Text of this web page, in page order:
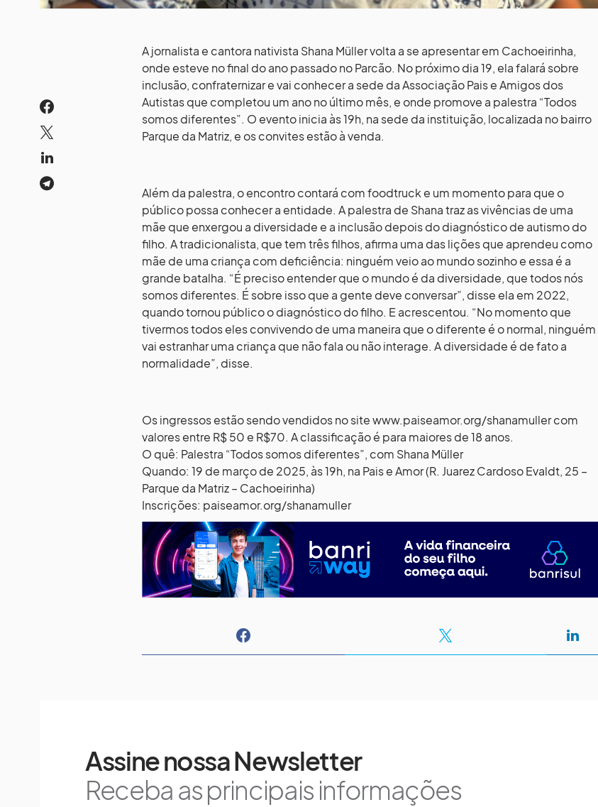
A jornalista e cantora nativista Shana Müller volta a se apresentar em Cachoeirinha,
onde esteve no final do ano passado no Parcão. No próximo dia 19, ela falará sobre
inclusão, confraternizar e vai conhecer a sede da Associação Pais e Amigos dos
Autistas que completou um ano no último mês, e onde promove a palestra “Todos
somos diferentes”. O evento inicia às 19h, na sede da instituição, localizada no bairro
Parque da Matriz, e os convites estão à venda.
Além da palestra, o encontro contará com foodtruck e um momento para que o
público possa conhecer a entidade. A palestra de Shana traz as vivências de uma
mãe que enxergou a diversidade e a inclusão depois do diagnóstico de autismo do
filho. A tradicionalista, que tem três filhos, afirma uma das lições que aprendeu como
mãe de uma criança com deficiência: ninguém veio ao mundo sozinho e essa é a
grande batalha. “É preciso entender que o mundo é da diversidade, que todos nós
somos diferentes. É sobre isso que a gente deve conversar”, disse ela em 2022,
quando tornou público o diagnóstico do filho. E acrescentou. “No momento que
tivermos todos eles convivendo de uma maneira que o diferente é o normal, ninguém
vai estranhar uma criança que não fala ou não interage. A diversidade é de fato a
normalidade”, disse.
Os ingressos estão sendo vendidos no site www.paiseamor.org/shanamuller com
valores entre R$ 50 e R$70. A classificação é para maiores de 18 anos.
O quê: Palestra “Todos somos diferentes”, com Shana Müller
Quando: 19 de março de 2025, às 19h, na Pais e Amor (R. Juarez Cardoso Evaldt, 25 –
Parque da Matriz – Cachoeirinha)
Inscrições: paiseamor.org/shanamuller
Assine nossa Newsletter
Receba as principais informações